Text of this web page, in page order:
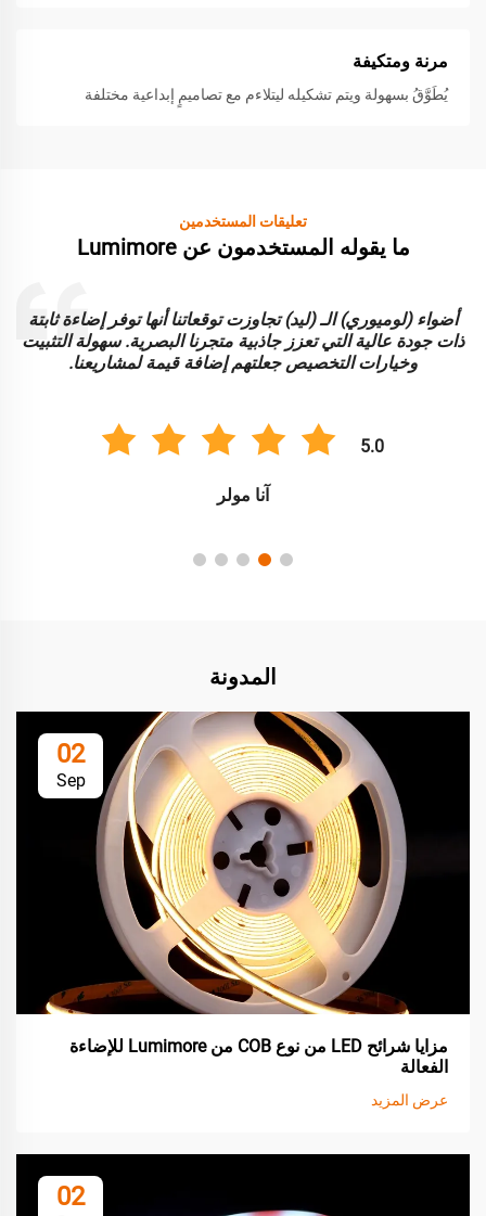
مرنة ومتكيفة
يُطَوَّقُ بسهولة ويتم تشكيله ليتلاءم مع تصاميمٍ إبداعية مختلفة
تعليقات المستخدمين
ما يقوله المستخدمون عن Lumimore
أضواء (لوميوري) الـ (ليد) تجاوزت توقعاتنا أنها توفر إضاءة ثابتة
ذات جودة عالية التي تعزز جاذبية متجرنا البصرية. سهولة التثبيت
وخيارات التخصيص جعلتهم إضافة قيمة لمشاريعنا.
5.0
آنا مولر
المدونة
02
Sep
مزايا شرائح LED من نوع COB من Lumimore للإضاءة
الفعالة
عرض المزيد
02